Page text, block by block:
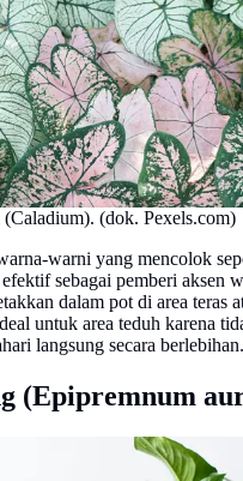
(dok. Pexels.com)
warni yang mencolok
sebagai pemberi aksen
dalam pot di area teras
untuk area teduh karena
langsung secara berlebihan.
(Epipremnum